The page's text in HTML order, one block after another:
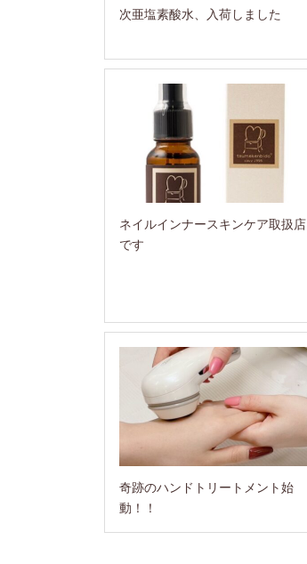
次亜塩素酸水、入荷しました
ネイルインナースキンケア取扱店
です
奇跡のハンドトリートメント始
動！！